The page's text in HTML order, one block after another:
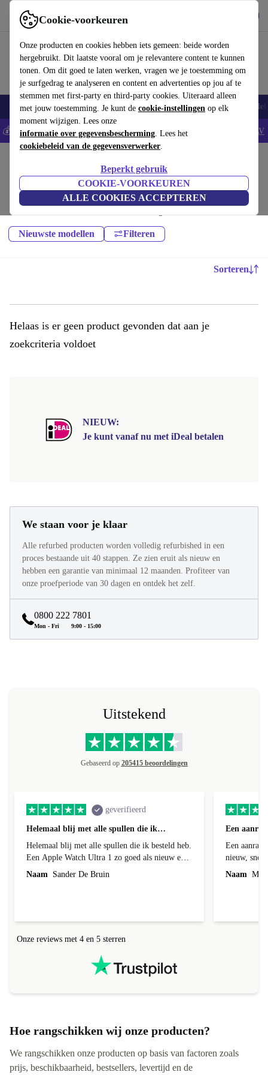
Cookie-voorkeuren
Onze producten en cookies hebben iets gemeen: beide worden
hergebruikt. Dit laatste vooral om je relevantere content te kunnen
tonen. Om dit goed te laten werken, vragen we je toestemming om
je surfgedrag te analyseren en content en advertenties op jou af te
stemmen met first-party en third-party cookies. Uiteraard alleen
met jouw toestemming. Je kunt de cookie-instellingen op elk
moment wijzigen. Lees onze
informatie over gegevensbescherming. Lees het
cookiebeleid van de gegevensverwerker.
Beperkt gebruik
COOKIE-VOORKEUREN
ALLE COOKIES ACCEPTEREN
Gebruik refurbed snel en eenvoudig
Smartphones Laptops Tablets Smartwatches Accessoires
💰Bespaar 5% EXTRA op alle iPhones - Code: IPHONEDEAL - AV
HP Tablets:
Hoogwaardige refurbished HP Tablets voor een geweldige prijs. Jouw
duurzame keuze met minimaal 12 maanden garantie.
Nieuwste modellen Filteren
Sorteren
Helaas is er geen product gevonden dat aan je
zoekcriteria voldoet
NIEUW:
Je kunt vanaf nu met iDeal betalen
We staan voor je klaar
Alle refurbed producten worden volledig refurbished in een
proces bestaande uit 40 stappen. Ze zien eruit als nieuw en
hebben een garantie van minimaal 12 maanden. Profiteer van
onze proefperiode van 30 dagen en ontdek het zelf.
0800 222 7801
Mon - Fri 9:00 - 15:00
Uitstekend
Gebaseerd op 205415 beoordelingen
geverifieerd
Helemaal blij met alle spullen die ik…
Helemaal blij met alle spullen die ik besteld heb.
Een Apple Watch Ultra 1 zo goed als nieuw en
dat is ie ook echt. Batterij helemaal in orde en
onderscheiden van een gloednieuwe uit de
verpakking. Ik kom graag terug bij jullie voor
andere gadgets eerst maar weer even sparen. Ik
raad het iedereen aan. Nogmaals top geregeld bij
Naam Sander De Bruin
Een
Een
nieuw,
Naam
Onze reviews met 4 en 5 sterren
Hoe rangschikken wij onze producten?
We rangschikken onze producten op basis van factoren zoals
prijs, beschikbaarheid, bestsellers, levertijd en de